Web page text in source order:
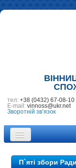
тел: +38 (0432) 67-08-10
E-mail: vinnoss@ukr.net
Зворотній зв’язок
П`яті збори